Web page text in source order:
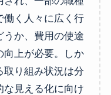
働く人々に広く行
うか、費用の使途
向上が必要。しか
取り組み状況は分
な見える化に向け